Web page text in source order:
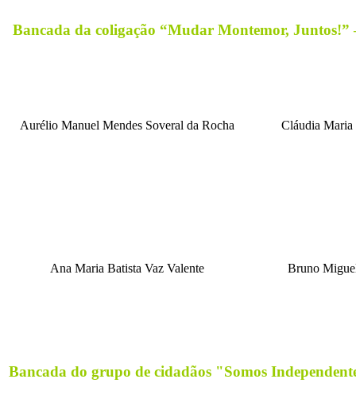
Bancada da coligação “Mudar Montemor, Juntos!”
Aurélio Manuel Mendes Soveral da Rocha Cláudia Maria
Ana Maria Batista Vaz Valente Bruno
Bancada do grupo de cidadãos "Somos